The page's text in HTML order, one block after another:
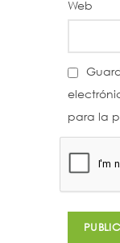
Web
para la